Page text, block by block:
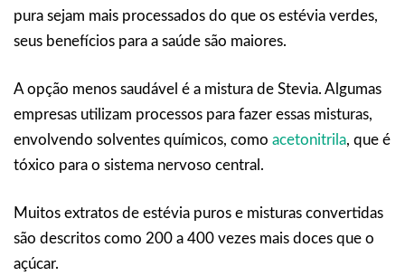
pura sejam mais processados do que os estévia verdes,
seus benefícios para a saúde são maiores.
A opção menos saudável é a mistura de Stevia. Algumas
empresas utilizam processos para fazer essas misturas,
envolvendo solventes químicos, como acetonitrila, que é
tóxico para o sistema nervoso central.
Muitos extratos de estévia puros e misturas convertidas
são descritos como 200 a 400 vezes mais doces que o
açúcar.